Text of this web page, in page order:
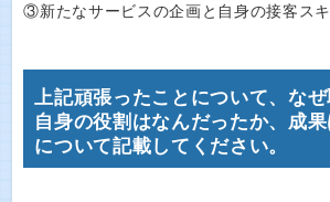
③新たなサービスの企画と自身の接客ス
上記頑張ったことについて、なぜ
自身の役割はなんだったか、成
について記載してください。